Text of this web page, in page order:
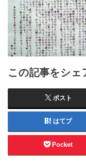
この記事をシェ
ポスト
はてブ
Pocket